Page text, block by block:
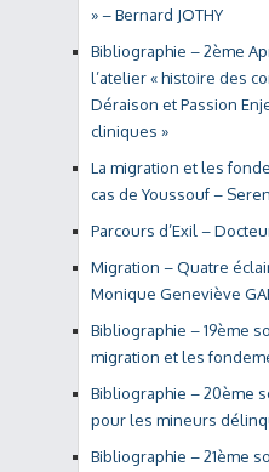
» – Bernard JOTHY
Bibliographie – 2ème
l’atelier « histoire des
Déraison et Passion
cliniques »
La migration et les
cas de Youssouf –
Parcours d’Exil –
Migration – Quatre
Monique Geneviève
Bibliographie – 19ème
migration et les
Bibliographie – 20ème
pour les mineurs
Bibliographie – 21ème